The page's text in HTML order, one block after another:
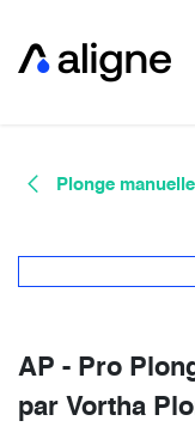
Plonge manuelle
AP - Pro
par Vortha